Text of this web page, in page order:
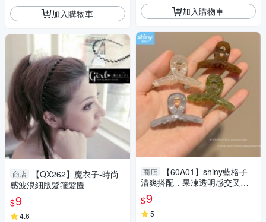
加入購物車
商店
【QX262】魔衣子-時尚
感波浪細版髮箍髮圈
$9
4.6
加入購物車
商店
【60A01】shiny藍格子-
清爽搭配．果凍透明感交叉迷
你鯊魚夾/抓夾
$9
5